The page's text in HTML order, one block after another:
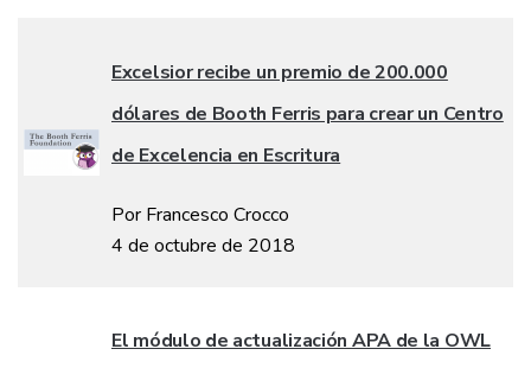
Excelsior recibe un premio de 200.000
dólares de Booth Ferris para crear un Centro
de Excelencia en Escritura
Por Francesco Crocco
4 de octubre de 2018
El módulo de actualización APA de la OWL